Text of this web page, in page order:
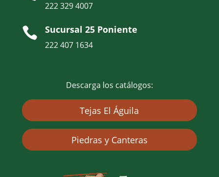
222 329 4007
 Sucursal 25 Poniente
222 407 1634
Descarga los catálogos:
Tejas El Águila
Piedras y Canteras